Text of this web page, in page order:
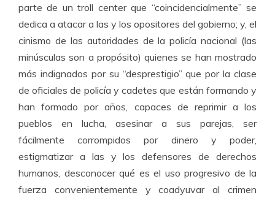
parte de un troll center que “coincidencialmente” se
dedica a atacar a las y los opositores del gobierno; y, el
cinismo de las autoridades de la policía nacional (las
minúsculas son a propósito) quienes se han mostrado
más indignados por su “desprestigio” que por la clase
de oficiales de policía y cadetes que están formando y
han formado por años, capaces de reprimir a los
pueblos en lucha, asesinar a sus parejas, ser
fácilmente corrompidos por dinero y poder,
estigmatizar a las y los defensores de derechos
humanos, desconocer qué es el uso progresivo de la
fuerza convenientemente y coadyuvar al crimen